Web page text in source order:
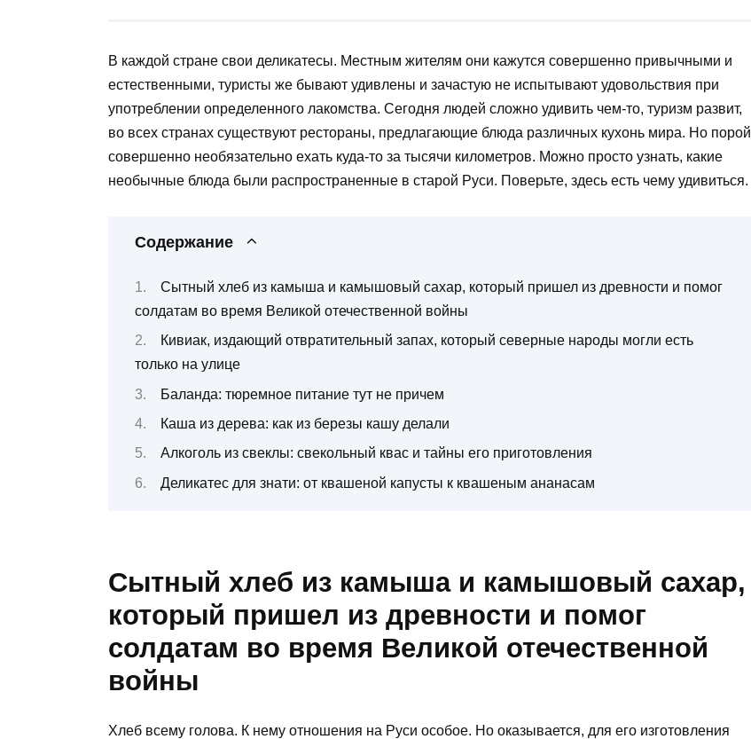
В каждой стране свои деликатесы. Местным жителям они кажутся совершенно привычными и
естественными, туристы же бывают удивлены и зачастую не испытывают удовольствия при
употреблении определенного лакомства. Сегодня людей сложно удивить чем-то, туризм развит,
во всех странах существуют рестораны, предлагающие блюда различных кухонь мира. Но порой
совершенно необязательно ехать куда-то за тысячи километров. Можно просто узнать, какие
необычные блюда были распространенные в старой Руси. Поверьте, здесь есть чему удивиться.
Содержание
Сытный хлеб из камыша и камышовый сахар, который пришел из древности и помог
солдатам во время Великой отечественной войны
Кивиак, издающий отвратительный запах, который северные народы могли есть
только на улице
Баланда: тюремное питание тут не причем
Каша из дерева: как из березы кашу делали
Алкоголь из свеклы: свекольный квас и тайны его приготовления
Деликатес для знати: от квашеной капусты к квашеным ананасам
Сытный хлеб из камыша и камышовый сахар,
который пришел из древности и помог
солдатам во время Великой отечественной
войны
Хлеб всему голова. К нему отношения на Руси особое. Но оказывается, для его изготовления